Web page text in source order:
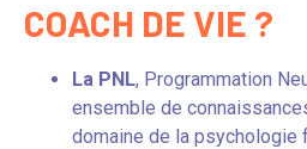
COACH DE VIE ?
La PNL, Programmation
ensemble de
domaine de la psychologie